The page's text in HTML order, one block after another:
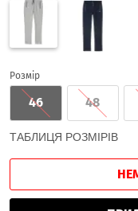
Розмір
46 48
ТАБЛИЦЯ РОЗМІРІВ